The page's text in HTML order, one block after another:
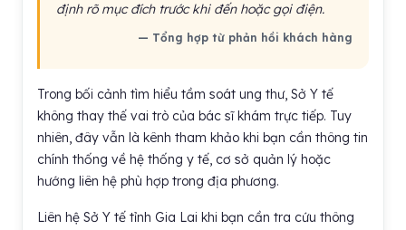
định rõ mục đích trước khi đến hoặc gọi điện.
— Tổng hợp từ phản hồi khách hàng
Trong bối cảnh tìm hiểu tầm soát ung thư, Sở Y tế
không thay thế vai trò của bác sĩ khám trực tiếp. Tuy
nhiên, đây vẫn là kênh tham khảo khi bạn cần thông tin
chính thống về hệ thống y tế, cơ sở quản lý hoặc
hướng liên hệ phù hợp trong địa phương.
Liên hệ Sở Y tế tỉnh Gia Lai khi bạn cần tra cứu thông